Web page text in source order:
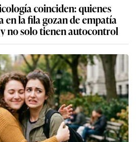
coinciden: quienes
en la fila gozan de empatía
no solo tienen autocontrol